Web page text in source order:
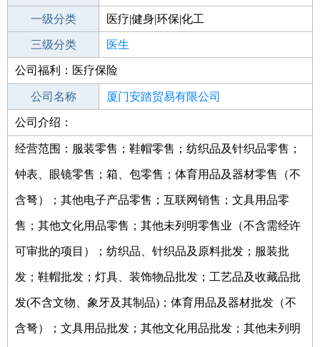
一级分类 医疗|健身|环保|化工
二级分类 医疗/护理
三级分类 医生
其他行业 制药/生物工程/医护
公司福利：医疗保险
公司名称 厦门安踏贸易有限公司
公司类型
公司介绍：
经营范围：服装零售；鞋帽零售；纺织品及针织品零售；
钟表、眼镜零售；箱、包零售；体育用品及器材零售（不
含弩）；其他电子产品零售；互联网销售；文具用品零
售；其他文化用品零售；其他未列明零售业（不含需经许
可审批的项目）；纺织品、针织品及原料批发；服装批
发；鞋帽批发；灯具、装饰物品批发；工艺品及收藏品批
发(不含文物、象牙及其制品)；体育用品及器材批发（不
含弩）；文具用品批发；其他文化用品批发；其他未列明